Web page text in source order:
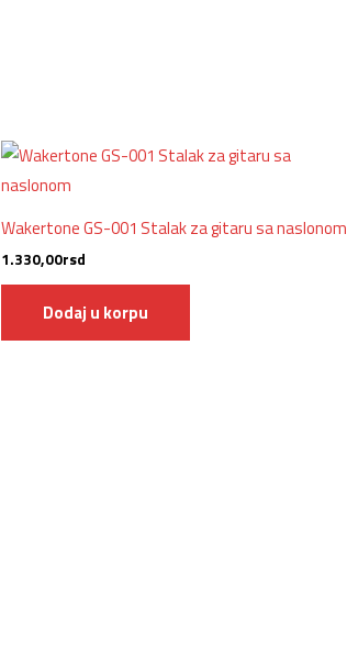
Wakertone GS-001 Stalak za gitaru sa naslonom
1.330,00rsd
Dodaj u korpu